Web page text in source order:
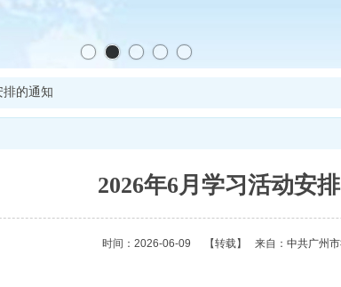
排的通知
2026年6月学习活动安
时间：2026-06-09 【转载】 来自： 中共广州